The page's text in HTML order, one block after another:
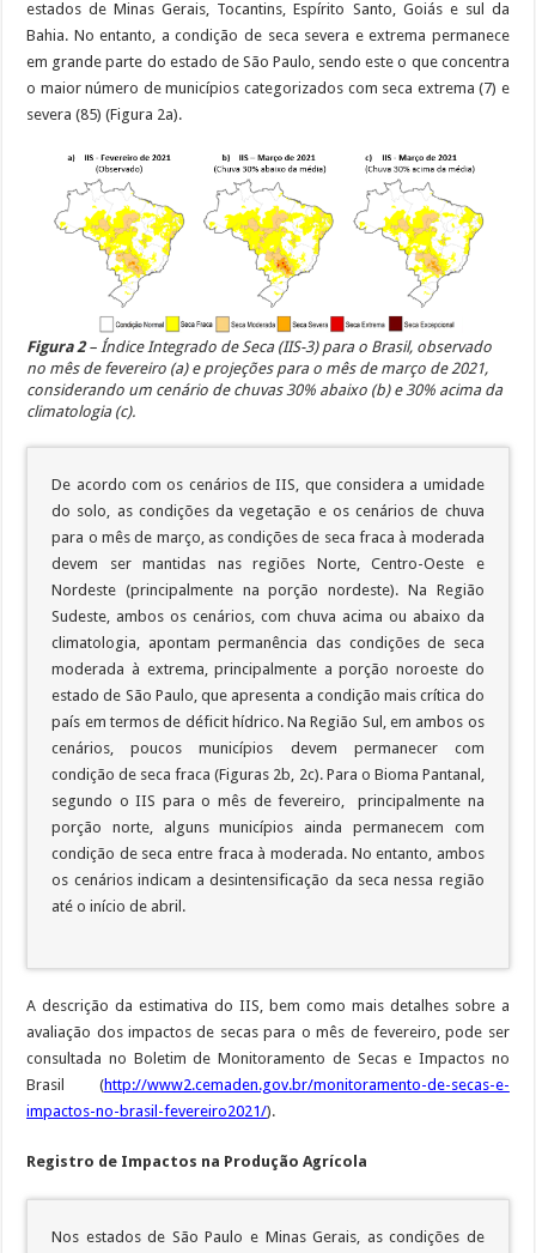
estados de Minas Gerais, Tocantins, Espírito Santo, Goiás e sul da
Bahia. No entanto, a condição de seca severa e extrema permanece
em grande parte do estado de São Paulo, sendo este o que concentra
o maior número de municípios categorizados com seca extrema (7) e
severa (85) (Figura 2a).
Figura 2– Índice Integrado de Seca (IIS-3) para o Brasil, observado
no mês de fevereiro (a) e projeções para o mês de março de 2021,
considerando um cenário de chuvas 30% abaixo (b) e 30% acima da
climatologia (c).
De acordo com os cenários de IIS, que considera a umidade
do solo, as condições da vegetação e os cenários de chuva
para o mês de março, as condições de seca fraca à moderada
devem ser mantidas nas regiões Norte, Centro-Oeste e
Nordeste (principalmente na porção nordeste). Na Região
Sudeste, ambos os cenários, com chuva acima ou abaixo da
climatologia, apontam permanência das condições de seca
moderada à extrema, principalmente a porção noroeste do
estado de São Paulo, que apresenta a condição mais crítica do
país em termos de déficit hídrico. Na Região Sul, em ambos os
cenários, poucos municípios devem permanecer com
condição de seca fraca (Figuras 2b, 2c). Para o Bioma Pantanal,
segundo o IIS para o mês de fevereiro, principalmente na
porção norte, alguns municípios ainda permanecem com
condição de seca entre fraca à moderada. No entanto, ambos
os cenários indicam a desintensificação da seca nessa região
até o início de abril.
A descrição da estimativa do IIS, bem como mais detalhes sobre a
avaliação dos impactos de secas para o mês de fevereiro, pode ser
consultada no Boletim de Monitoramento de Secas e Impactos no
Brasil (http://www2.cemaden.gov.br/monitoramento-de-secas-e-
impactos-no-brasil-fevereiro2021/).
Registro de Impactos na Produção Agrícola
Nos estados de São Paulo e Minas Gerais, as condições de